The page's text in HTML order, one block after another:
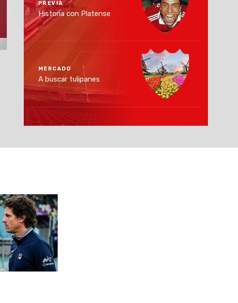
PREVIA
Historia con Platense
MERCADO
A buscar tulipanes